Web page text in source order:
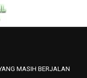
MASIH BERJALAN